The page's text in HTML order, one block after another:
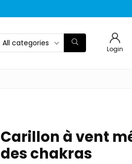
All categories
Login
Carillon à vent
des chakras